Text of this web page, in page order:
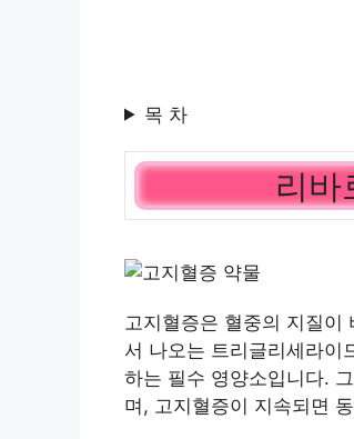
목 차
리바
고지혈증은 혈중의 지질이
서 나오는 트리글리세라이
하는 필수 영양소입니다.
며, 고지혈증이 지속되면